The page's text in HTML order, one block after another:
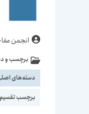
نویسندهٔ
انجمن
دسته‌
نوشته:
برچسب و
دسته‌های
برچسب